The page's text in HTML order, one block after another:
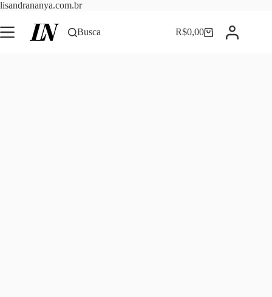
lisandrananya.com.brPular
o
conteúdo
Busca Carrinho
R$0,00